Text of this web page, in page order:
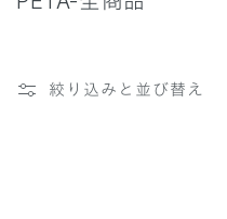
絞り込みと並び替え